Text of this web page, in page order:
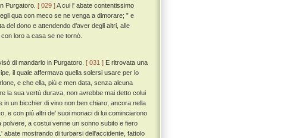
Purgatoro. [ 029 ]A cui l' abate contentissimo
qua con meco se ne venga a dimorare; ” e
del dono e attendendo d'aver degli altri, alle
loro a casa se ne tornò.
di mandarlo in Purgatoro. [ 031 ] E ritrovata una
il quale affermava quella solersi usare per lo
e che ella, piú e men data, senza alcuna
la sua vertú durava, non avrebbe mai detto colui
un bicchier di vino non ben chiaro, ancora nella
e con piú altri de' suoi monaci di lui cominciarono
polvere, a costui venne un sonno subito e fiero
abate mostrando di turbarsi dell'accidente, fattolo